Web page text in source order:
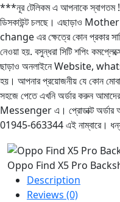
***নূর টেলিকম এ আপনাকে স্বাগতম !
ডিসকাউন্ট চলছে। এছাড়াও
change এর ক্ষেত্রে কোন প্রকার
নেওয়া হয়. বসুন্ধরা সিটি শপিং
ছাড়াও অনলাইনে Website,
হয়। আপনার প্রয়োজনীয় যে কোন
সহজে পেতে এখনি অর্ডার করুন
Messenger এ। প্রোডাক্ট অর্ডার
01945-663344 এই নাম্বারে।
Oppo Find X5 Pro
Description
Reviews (0)